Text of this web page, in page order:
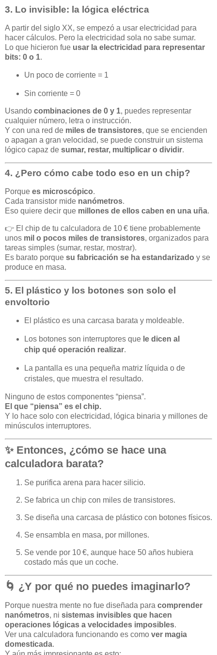
3. Lo invisible: la lógica eléctrica
A partir del siglo XX, se empezó a usar electricidad para
hacer cálculos. Pero la electricidad sola no sabe sumar.
Lo que hicieron fue usar la electricidad para representar
bits: 0 o 1.
Un poco de corriente = 1
Sin corriente = 0
Usando combinaciones de 0 y 1, puedes representar
cualquier número, letra o instrucción.
Y con una red de miles de transistores, que se encienden
o apagan a gran velocidad, se puede construir un sistema
lógico capaz de sumar, restar, multiplicar o dividir.
4. ¿Pero cómo cabe todo eso en un chip?
Porque es microscópico.
Cada transistor mide nanómetros.
Eso quiere decir que millones de ellos caben en una uña.
👉 El chip de tu calculadora de 10 € tiene probablemente
unos mil o pocos miles de transistores, organizados para
tareas simples (sumar, restar, mostrar).
Es barato porque su fabricación se ha estandarizado y se
produce en masa.
5. El plástico y los botones son solo el
envoltorio
El plástico es una carcasa barata y moldeable.
Los botones son interruptores que le dicen al
chip qué operación realizar.
La pantalla es una pequeña matriz líquida o de
cristales, que muestra el resultado.
Ninguno de estos componentes “piensa”.
El que “piensa” es el chip.
Y lo hace solo con electricidad, lógica binaria y millones de
minúsculos interruptores.
✨ Entonces, ¿cómo se hace una
calculadora barata?
Se purifica arena para hacer silicio.
Se fabrica un chip con miles de transistores.
Se diseña una carcasa de plástico con botones físicos.
Se ensambla en masa, por millones.
Se vende por 10 €, aunque hace 50 años hubiera
costado más que un coche.
🌀 ¿Y por qué no puedes imaginarlo?
Porque nuestra mente no fue diseñada para comprender
nanómetros, ni sistemas invisibles que hacen
operaciones lógicas a velocidades imposibles.
Ver una calculadora funcionando es como ver magia
domesticada.